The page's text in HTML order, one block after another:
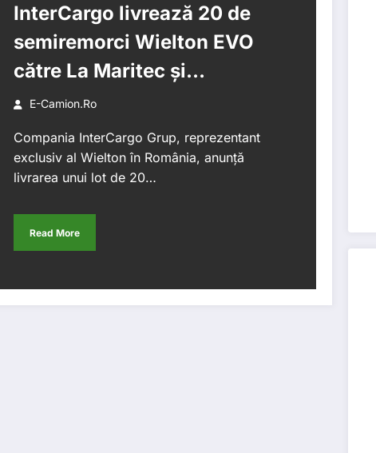
InterCargo livrează 20 de
semiremorci Wielton EVO
către La Maritec și
consolidează parteneriatul
pe termen lung
E-Camion.ro
Compania InterCargo Grup, reprezentant
exclusiv al Wielton în România, anunță
livrarea unui lot de 20…
Read More